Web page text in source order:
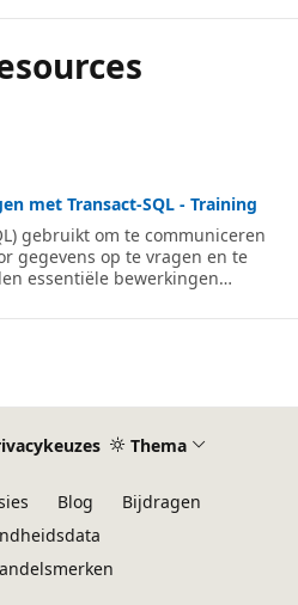
met Transact-SQL - Training
gebruikt om te communiceren
gegevens op te vragen en te
essentiële bewerkingen
tabellen. U leert ook hoe u
SQL-omgevingen.
Thema
Blog
Bijdragen